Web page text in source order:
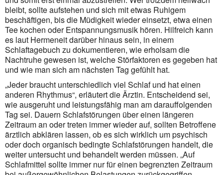
bleibt, sollte aufstehen und sich mit etwas Ruhigem
beschäftigen, bis die Müdigkeit wieder einsetzt, etwa einen
Tee kochen oder Entspannungsmusik hören. Hilfreich kann
es laut Hermeneit darüber hinaus sein, in einem
Schlaftagebuch zu dokumentieren, wie erholsam die
Nachtruhe gewesen ist, welche Störfaktoren es gegeben hat
und wie man sich am nächsten Tag gefühlt hat.
„Jeder braucht unterschiedlich viel Schlaf und hat einen
anderen Rhythmus“, erläutert die Ärztin. Entschei­dend sei,
wie ausgeruht und leistungsfähig man am darauffolgenden
Tag sei. Dauern Schlaf­störungen über einen längeren
Zeitraum an oder treten immer wieder auf, sollten Betroffene
ärztlich abklären lassen, ob es sich wirklich um psychisch
oder doch organisch bedingte Schlafstörungen handelt, die
weiter unter­sucht und behandelt werden müssen. „Auf
Schlafmittel sollte immer nur für einen begrenzten Zeitraum